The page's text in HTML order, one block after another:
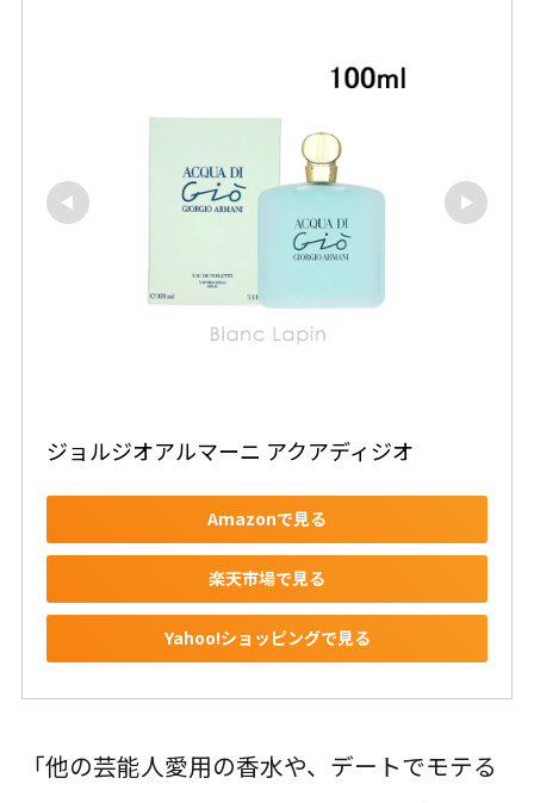
ジョルジオアルマーニ アクアディジオ
Amazonで見る
楽天市場で見る
Yahoo!ショッピングで見る
「他の芸能人愛用の香水や、デートでモテる